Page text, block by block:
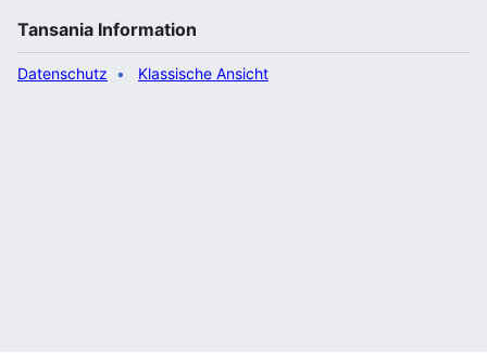
Tansania Information
Datenschutz Klassische Ansicht